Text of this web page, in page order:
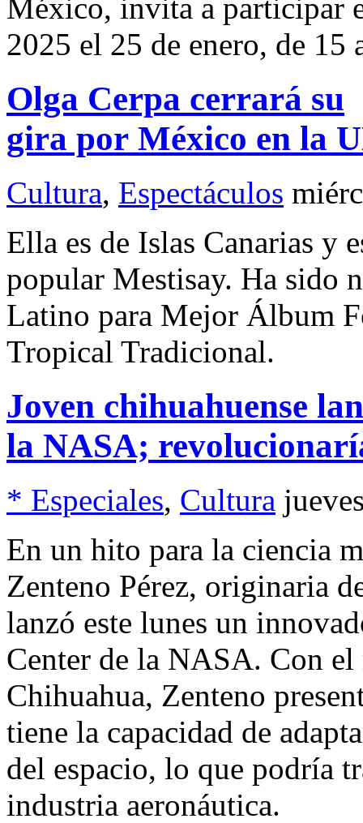
México, invita a participar
2025 el 25 de enero, de
Olga Cerpa cerrará su
gira por México en la
Cultura, Espectáculos
Ella es de Islas Canarias y
popular Mestisay. Ha sido
Latino para Mejor Álbum
Tropical Tradicional.
Joven chihuahuense
la NASA;
* Especiales, Cultura
En un hito para la ciencia
Zenteno Pérez, originaria
lanzó este lunes un
Center de la NASA. Con
Chihuahua, Zenteno
tiene la capacidad de
del espacio, lo que podría
industria aeronáutica.